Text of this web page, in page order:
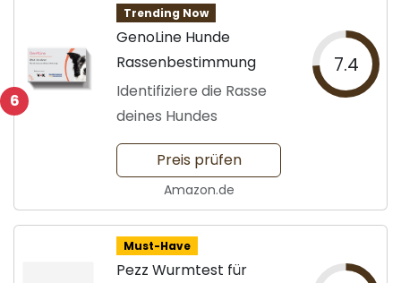
6
Trending Now
GenoLine Hunde
Rassenbestimmung
Identifiziere die Rasse
deines Hundes
7.4
Preis prüfen
Amazon.de
Must-Have
Pezz Wurmtest für